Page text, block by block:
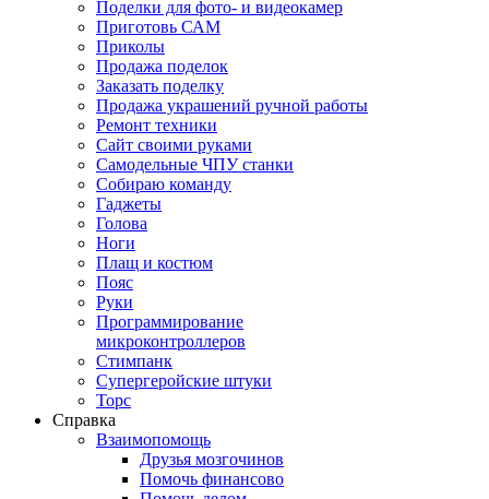
Поделки для фото- и видеокамер
Приготовь САМ
Приколы
Продажа поделок
Заказать поделку
Продажа украшений ручной работы
Ремонт техники
Сайт своими руками
Самодельные ЧПУ станки
Собираю команду
Гаджеты
Голова
Ноги
Плащ и костюм
Пояс
Руки
Программирование
микроконтроллеров
Стимпанк
Супергеройские штуки
Торс
Справка
Взаимопомощь
Друзья мозгочинов
Помочь финансово